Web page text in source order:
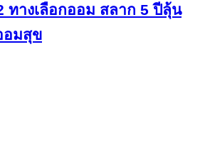
ทางเลือกออม สลาก 5 ปีลุ้น
อมสุข